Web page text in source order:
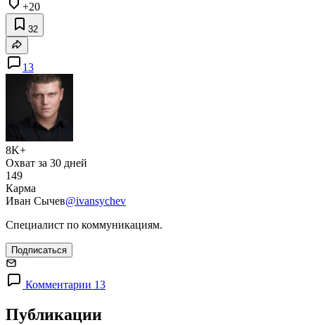
+20
32
13
8K+
Охват за 30 дней
149
Карма
Иван Сычев@ivansychev
Специалист по коммуникациям.
Подписаться
Комментарии 13
Публикации